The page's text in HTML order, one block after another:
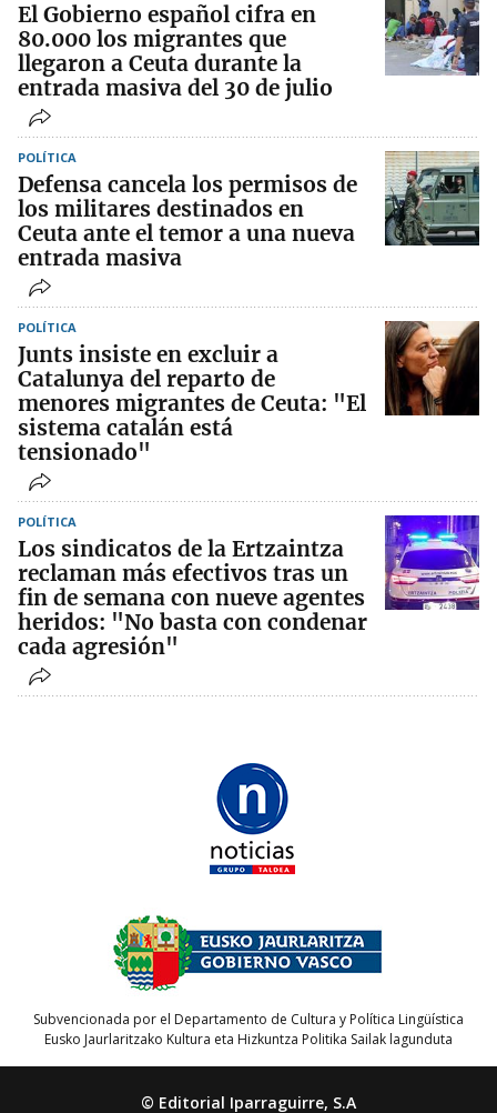
El Gobierno español cifra en
80.000 los migrantes que
llegaron a Ceuta durante la
entrada masiva del 30 de julio
POLÍTICA
Defensa cancela los permisos de
los militares destinados en
Ceuta ante el temor a una nueva
entrada masiva
POLÍTICA
Junts insiste en excluir a
Catalunya del reparto de
menores migrantes de Ceuta: "El
sistema catalán está
tensionado"
POLÍTICA
Los sindicatos de la Ertzaintza
reclaman más efectivos tras un
fin de semana con nueve agentes
heridos: "No basta con condenar
cada agresión"
Subvencionada por el Departamento de Cultura y Política Lingüística
Eusko Jaurlaritzako Kultura eta Hizkuntza Politika Sailak lagunduta
© Editorial Iparraguirre, S.A